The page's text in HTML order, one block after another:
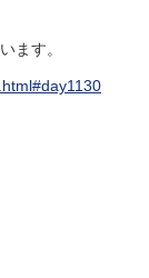
ます。